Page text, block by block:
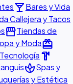
local_barBares y Vida
Callejera y Tacos
storefrontTiendas de
y Modaredeem
hardware
spaSpas y
y Estética